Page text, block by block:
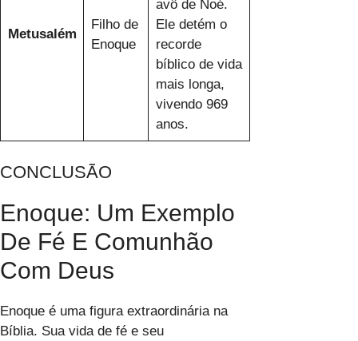
Metusalém
Filho de
Enoque
avô de Noé.
Ele detém o
recorde
bíblico de vida
mais longa,
vivendo 969
anos.
CONCLUSÃO
Enoque: Um Exemplo
De Fé E Comunhão
Com Deus
Enoque é uma figura extraordinária na
Bíblia. Sua vida de fé e seu